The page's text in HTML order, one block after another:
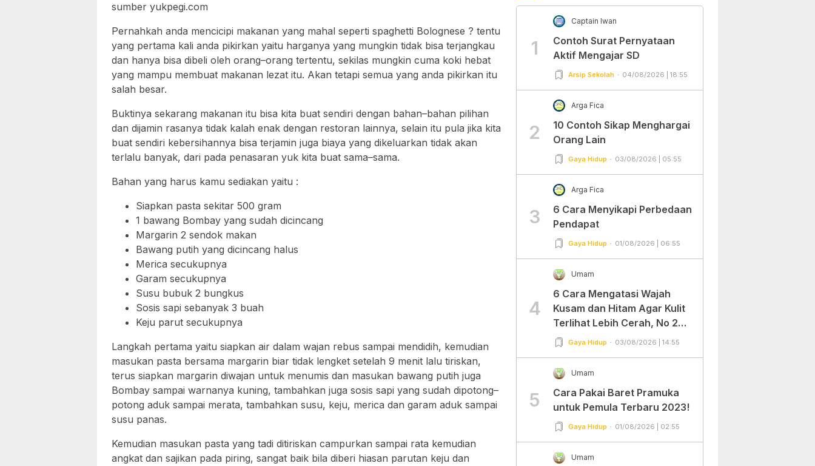
sumber yukpegi.com
Pernahkah anda mencicipi makanan yang mahal seperti spaghetti Bolognese ? tentu
yang pertama kali anda pikirkan yaitu harganya yang mungkin tidak bisa terjangkau
dan hanya bisa dibeli oleh orang–orang tertentu, sekilas mungkin cuma koki hebat
yang mampu membuat makanan lezat itu. Akan tetapi semua yang anda pikirkan itu
salah besar.
Buktinya sekarang makanan itu bisa kita buat sendiri dengan bahan–bahan pilihan
dan dijamin rasanya tidak kalah enak dengan restoran lainnya, selain itu pula jika kita
buat sendiri kebersihannya bisa terjamin juga biaya yang dikeluarkan tidak akan
terlalu banyak, dari pada penasaran yuk kita buat sama–sama.
Bahan yang harus kamu sediakan yaitu :
Siapkan pasta sekitar 500 gram
1 bawang Bombay yang sudah dicincang
Margarin 2 sendok makan
Bawang putih yang dicincang halus
Merica secukupnya
Garam secukupnya
Susu bubuk 2 bungkus
Sosis sapi sebanyak 3 buah
Keju parut secukupnya
Langkah pertama yaitu siapkan air dalam wajan rebus sampai mendidih, kemudian
masukan pasta bersama margarin biar tidak lengket setelah 9 menit lalu tiriskan,
terus siapkan margarin diwajan untuk menumis dan masukan bawang putih juga
Bombay sampai warnanya kuning, tambahkan juga sosis sapi yang sudah dipotong–
potong aduk sampai merata, tambahkan susu, keju, merica dan garam aduk sampai
susu panas.
Kemudian masukan pasta yang tadi ditiriskan campurkan sampai rata kemudian
angkat dan sajikan pada piring, sangat baik bila diberi hiasan parutan keju dan
1
Captain Iwan
Contoh Surat Pernyataan
Aktif Mengajar SD
Arsip Sekolah 04/08/2026 | 18:55
2
Arga Fica
10 Contoh Sikap Menghargai
Orang Lain
Gaya Hidup 03/08/2026 | 05:55
3
Arga Fica
6 Cara Menyikapi Perbedaan
Pendapat
Gaya Hidup 01/08/2026 | 06:55
4
Umam
6 Cara Mengatasi Wajah
Kusam dan Hitam Agar Kulit
Terlihat Lebih Cerah, No 2
Gampang Banget dan Mudah
Gaya Hidup 03/08/2026 | 14:55
5
Umam
Cara Pakai Baret Pramuka
untuk Pemula Terbaru 2023!
Gaya Hidup 01/08/2026 | 02:55
Umam